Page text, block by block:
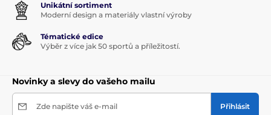
Unikátní sortiment
Moderní design a materiály vlastní výroby
Tématické edice
Výběr z více jak 50 sportů a příležitostí.
Novinky a slevy do vašeho mailu
Zde napište váš e-mail Přihlásit